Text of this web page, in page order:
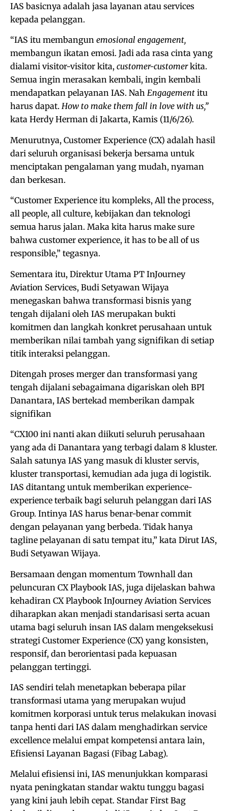
IAS basicnya adalah jasa layanan atau services
kepada pelanggan.
“IAS itu membangun emosional engagement,
membangun ikatan emosi. Jadi ada rasa cinta yang
dialami visitor-visitor kita, customer-customerkita.
Semua ingin merasakan kembali, ingin kembali
mendapatkan pelayanan IAS. Nah Engagement itu
harus dapat. How to make them fall in love with us,”
kata Herdy Herman di Jakarta, Kamis (11/6/26).
Menurutnya, Customer Experience (CX) adalah hasil
dari seluruh organisasi bekerja bersama untuk
menciptakan pengalaman yang mudah, nyaman
dan berkesan.
“Customer Experience itu kompleks, All the process,
all people, all culture, kebijakan dan teknologi
semua harus jalan. Maka kita harus make sure
bahwa customer experience, it has to be all of us
responsible,” tegasnya.
Sementara itu, Direktur Utama PT InJourney
Aviation Services, Budi Setyawan Wijaya
menegaskan bahwa transformasi bisnis yang
tengah dijalani oleh IAS merupakan bukti
komitmen dan langkah konkret perusahaan untuk
memberikan nilai tambah yang signifikan di setiap
titik interaksi pelanggan.
Ditengah proses merger dan transformasi yang
tengah dijalani sebagaimana digariskan oleh BPI
Danantara, IAS bertekad memberikan dampak
signifikan
“CX100 ini nanti akan diikuti seluruh perusahaan
yang ada di Danantara yang terbagi dalam 8 kluster.
Salah satunya IAS yang masuk di kluster servis,
kluster transportasi, kemudian ada juga di logistik.
IAS ditantang untuk memberikan experience-
experience terbaik bagi seluruh pelanggan dari IAS
Group. Intinya IAS harus benar-benar commit
dengan pelayanan yang berbeda. Tidak hanya
tagline pelayanan di satu tempat itu,” kata Dirut IAS,
Budi Setyawan Wijaya.
Bersamaan dengan momentum Townhall dan
peluncuran CX Playbook IAS, juga dijelaskan bahwa
kehadiran CX Playbook InJourney Aviation Services
diharapkan akan menjadi standarisasi serta acuan
utama bagi seluruh insan IAS dalam mengeksekusi
strategi Customer Experience (CX) yang konsisten,
responsif, dan berorientasi pada kepuasan
pelanggan tertinggi.
IAS sendiri telah menetapkan beberapa pilar
transformasi utama yang merupakan wujud
komitmen korporasi untuk terus melakukan inovasi
tanpa henti dari IAS dalam menghadirkan service
excellence melalui empat kompetensi antara lain,
Efisiensi Layanan Bagasi (Fibag Labag).
Melalui efisiensi ini, IAS menunjukkan komparasi
nyata peningkatan standar waktu tunggu bagasi
yang kini jauh lebih cepat. Standar First Bag